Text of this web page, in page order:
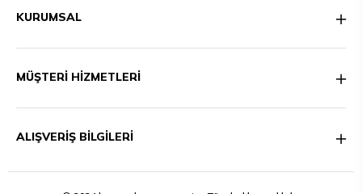
KURUMSAL
MÜŞTERİ HİZMETLERİ
ALIŞVERİŞ BİLGİLERİ